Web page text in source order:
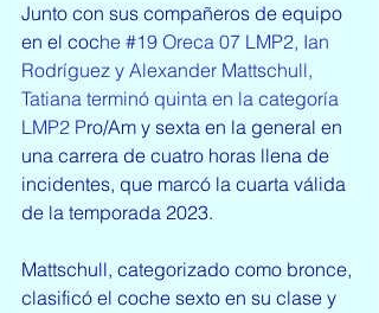
Junto con sus compañeros de equipo
en el coche #19 Oreca 07 LMP2, Ian
Rodríguez y Alexander Mattschull,
Tatiana terminó quinta en la categoría
LMP2 Pro/Am y sexta en la general en
una carrera de cuatro horas llena de
incidentes, que marcó la cuarta válida
de la temporada 2023.
Mattschull, categorizado como bronce,
clasificó el coche sexto en su clase y